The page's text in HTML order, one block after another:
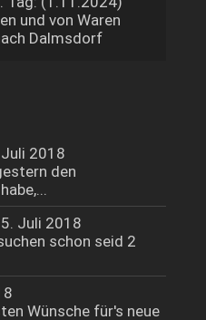
und von Waren
Dalmsdorf
2018
den
Juli 2018
schon seid 2
Wünsche für's neue